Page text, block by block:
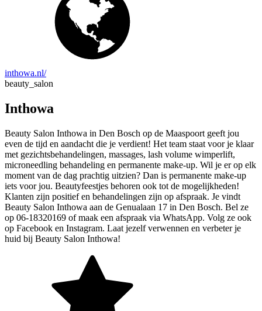
inthowa.nl/
beauty_salon
Inthowa
Beauty Salon Inthowa in Den Bosch op de Maaspoort geeft jou
even de tijd en aandacht die je verdient! Het team staat voor je klaar
met gezichtsbehandelingen, massages, lash volume wimperlift,
microneedling behandeling en permanente make-up. Wil je er op elk
moment van de dag prachtig uitzien? Dan is permanente make-up
iets voor jou. Beautyfeestjes behoren ook tot de mogelijkheden!
Klanten zijn positief en behandelingen zijn op afspraak. Je vindt
Beauty Salon Inthowa aan de Genualaan 17 in Den Bosch. Bel ze
op 06-18320169 of maak een afspraak via WhatsApp. Volg ze ook
op Facebook en Instagram. Laat jezelf verwennen en verbeter je
huid bij Beauty Salon Inthowa!